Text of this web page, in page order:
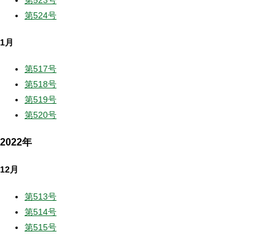
第524号
1月
第517号
第518号
第519号
第520号
2022年
12月
第513号
第514号
第515号